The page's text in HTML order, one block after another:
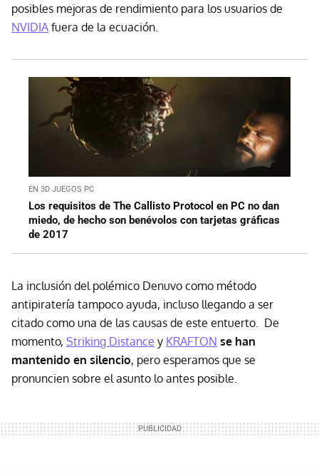
posibles mejoras de rendimiento para los usuarios de
NVIDIA fuera de la ecuación.
EN 3D JUEGOS PC
Los requisitos de The Callisto Protocol en PC no dan
miedo, de hecho son benévolos con tarjetas gráficas
de 2017
La inclusión del polémico Denuvo como método
antipiratería tampoco ayuda, incluso llegando a ser
citado como una de las causas de este entuerto. De
momento, Striking Distance y KRAFTON se han
mantenido en silencio, pero esperamos que se
pronuncien sobre el asunto lo antes posible.